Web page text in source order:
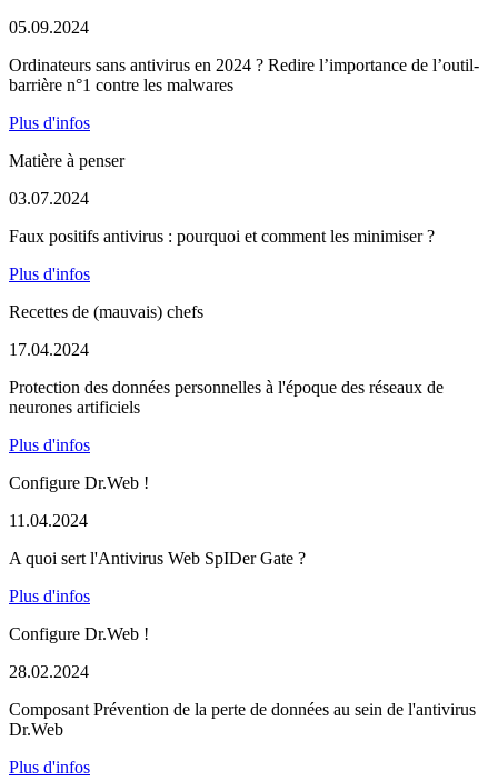
05.09.2024
Ordinateurs sans antivirus en 2024 ? Redire l’importance de l’outil-
barrière n°1 contre les malwares
Plus d'infos
Matière à penser
03.07.2024
Faux positifs antivirus : pourquoi et comment les minimiser ?
Plus d'infos
Recettes de (mauvais) chefs
17.04.2024
Protection des données personnelles à l'époque des réseaux de
neurones artificiels
Plus d'infos
Configure Dr.Web !
11.04.2024
A quoi sert l'Antivirus Web SpIDer Gate ?
Plus d'infos
Configure Dr.Web !
28.02.2024
Composant Prévention de la perte de données au sein de l'antivirus
Dr.Web
Plus d'infos